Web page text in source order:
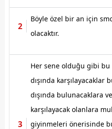
Böyle özel bir an için
olacaktır.
Her sene olduğu gibi bu
dışında
dışında bulunacaklara
karşılayacak olanlara
giyinmeleri önerisinde